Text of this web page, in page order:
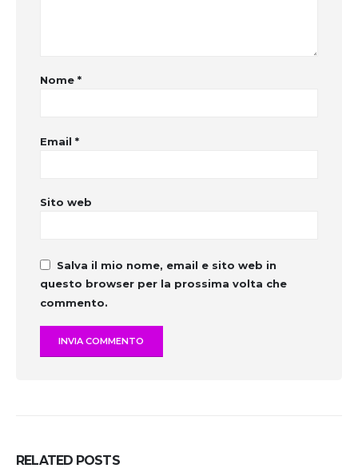
Nome *
Email *
Sito web
Salva il mio nome, email e sito web in
questo browser per la prossima volta che
commento.
RELATED POSTS